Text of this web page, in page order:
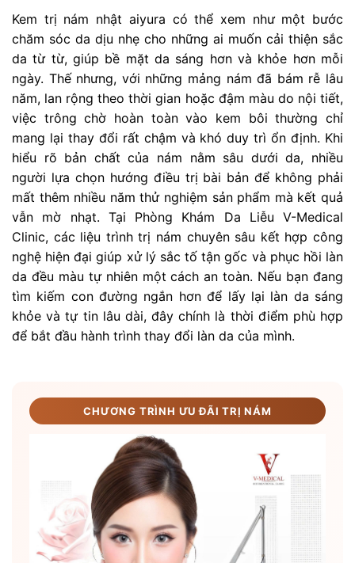
Kem trị nám nhật aiyura có thể xem như một bước
chăm sóc da dịu nhẹ cho những ai muốn cải thiện sắc
da từ từ, giúp bề mặt da sáng hơn và khỏe hơn mỗi
ngày. Thế nhưng, với những mảng nám đã bám rễ lâu
năm, lan rộng theo thời gian hoặc đậm màu do nội tiết,
việc trông chờ hoàn toàn vào kem bôi thường chỉ
mang lại thay đổi rất chậm và khó duy trì ổn định. Khi
hiểu rõ bản chất của nám nằm sâu dưới da, nhiều
người lựa chọn hướng điều trị bài bản để không phải
mất thêm nhiều năm thử nghiệm sản phẩm mà kết quả
vẫn mờ nhạt. Tại Phòng Khám Da Liễu V-Medical
Clinic, các liệu trình trị nám chuyên sâu kết hợp công
nghệ hiện đại giúp xử lý sắc tố tận gốc và phục hồi làn
da đều màu tự nhiên một cách an toàn. Nếu bạn đang
tìm kiếm con đường ngắn hơn để lấy lại làn da sáng
khỏe và tự tin lâu dài, đây chính là thời điểm phù hợp
để bắt đầu hành trình thay đổi làn da của mình.
CHƯƠNG TRÌNH ƯU ĐÃI TRỊ NÁM